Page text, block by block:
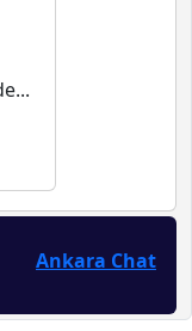
Ankara Chat